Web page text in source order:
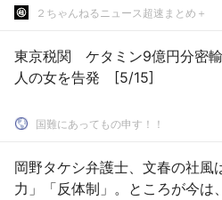
２ちゃんねるニュース超速まとめ＋
東京税関 ケタミン9億円分密
人の女を告発 [5/15]
国難にあってもの申す！！
岡野タケシ弁護士、文春の社風
力」「反体制」。ところが今は